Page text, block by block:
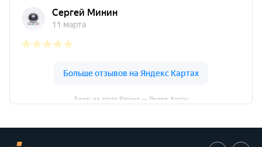
Базис на карте Рязани — Яндекс Карты